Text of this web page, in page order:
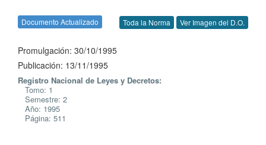
Documento Actualizado Toda la Norma Ver Imagen del D.O.
Promulgación: 30/10/1995
Publicación: 13/11/1995
Registro Nacional de Leyes y Decretos:
Tomo: 1
Semestre: 2
Año: 1995
Página: 511